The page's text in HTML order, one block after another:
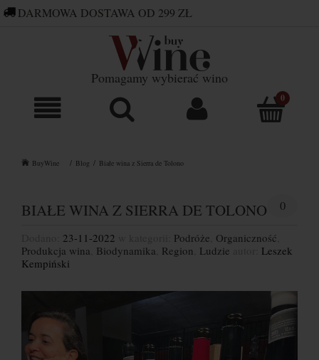
Pomagamy wybierać wino
BuyWine Blog Białe wina z Sierra de Tolono
DARMOWA DOSTAWA OD 299 ZŁ
SKLEP@BUYWINE.PL
BIAŁE WINA Z SIERRA DE TOLONO 0
23-11-2022 Podróże Organiczność
Produkcja wina Biodynamika Region Ludzie
Leszek
Kempiński